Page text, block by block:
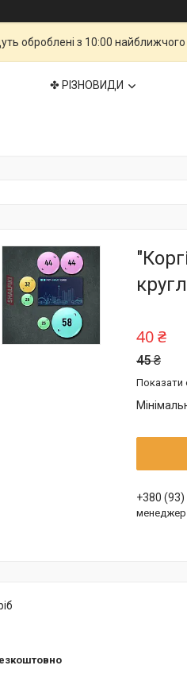
оброблені з 10:00
✤ РІЗНОВИДИ
45 ₴
40 ₴
Показати
+380
менеджер